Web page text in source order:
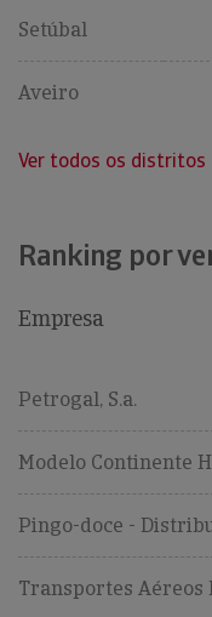
Setúbal
Aveiro
Ver todos os distritos
Ranking por
Empresa
Petrogal, S.a.
Modelo Continente
Pingo-doce -
Transportes Aéreos